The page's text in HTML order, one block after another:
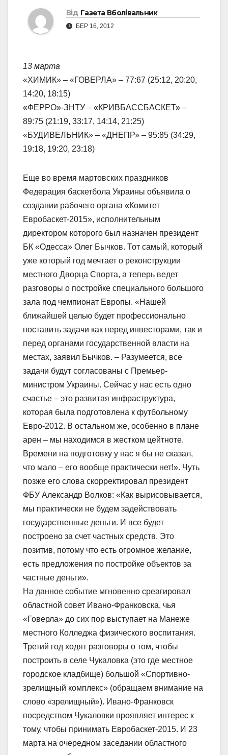
Від Газета Вболівальник
БЕР 16, 2012
13 марта
«ХИМИК» – «ГОВЕРЛА» – 77:67 (25:12, 20:20,
14:20, 18:15)
«ФЕРРО»-ЗНТУ – «КРИВБАССБАСКЕТ» –
89:75 (21:19, 33:17, 14:14, 21:25)
«БУДИВЕЛЬНИК» – «ДНЕПР» – 95:85 (34:29,
19:18, 19:20, 23:18)
Еще во время мартовских праздников
Федерация баскетбола Украины объявила о
создании рабочего органа «Комитет
Евробаскет-2015», исполнительным
директором которого был назначен президент
БК «Одесса» Олег Бычков. Тот самый, который
уже который год мечтает о реконструкции
местного Дворца Спорта, а теперь ведет
разговоры о постройке специального большого
зала под чемпионат Европы. «Нашей
ближайшей целью будет профессионально
поставить задачи как перед инвесторами, так и
перед органами государственной власти на
местах, заявил Бычков. – Разумеется, все
задачи будут согласованы с Премьер-
министром Украины. Сейчас у нас есть одно
счастье – это развитая инфраструктура,
которая была подготовлена к футбольному
Евро-2012. В остальном же, особенно в плане
арен – мы находимся в жестком цейтноте.
Времени на подготовку у нас я бы не сказал,
что мало – его вообще практически нет!». Чуть
позже его слова скорректировал президент
ФБУ Александр Волков: «Как вырисовывается,
мы практически не будем задействовать
государственные деньги. И все будет
построено за счет частных средств. Это
позитив, потому что есть огромное желание,
есть предложения по постройке объектов за
частные деньги».
На данное событие мгновенно среагировал
областной совет Ивано-Франковска, чья
«Говерла» до сих пор выступает на Манеже
местного Колледжа физического воспитания.
Третий год ходят разговоры о том, чтобы
построить в селе Чукаловка (это где местное
городское кладбище) большой «Спортивно-
зрелищный комплекс» (обращаем внимание на
слово «зрелищный»). Ивано-Франковск
посредством Чукаловки проявляет интерес к
тому, чтобы принимать Евробаскет-2015. И 23
марта на очередном заседании областного